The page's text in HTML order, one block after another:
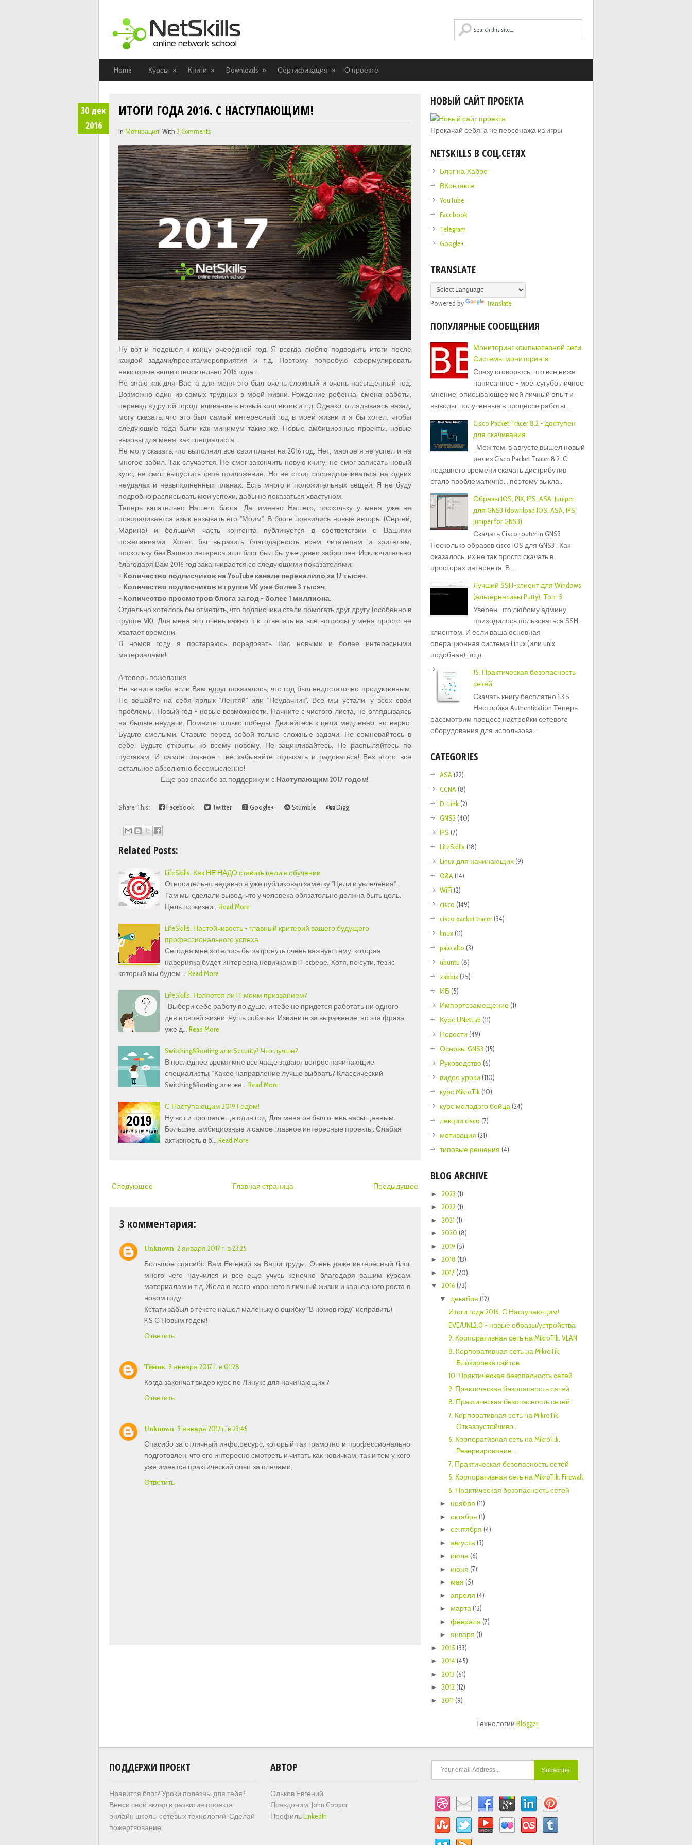
Home Курсы » Книги » Downloads » Сертификация » О проекте
30 дек
2016
ИТОГИ ГОДА 2016. С НАСТУПАЮЩИМ!
In Мотивация With 3 Comments
Ну вот и подошел к концу очередной год. Я всегда люблю подводить итоги после
каждой задачи/проекта/мероприятия и т.д. Поэтому попробую сформулировать
некоторые вещи относительно 2016 года...
Не знаю как для Вас, а для меня это был очень сложный и очень насыщенный год.
Возможно один из самых трудных в моей жизни. Рождение ребенка, смена работы,
переезд в другой город, вливание в новый коллектив и т.д. Однако, оглядываясь назад,
могу сказать, что это был самый интересный год в моей жизни и я бы хотел, чтобы
следующие года были как минимум такие же. Новые амбициозные проекты, новые
вызовы для меня, как специалиста.
Не могу сказать, что выполнил все свои планы на 2016 год. Нет, многое я не успел и на
многое забил. Так случается. Не смог закончить новую книгу, не смог записать новый
курс, не смог выпустить свое приложение. Но не стоит сосредотачиваться на одних
неудачах и невыполненных планах. Есть много и положительных вещей. Я не буду
подробно расписывать мои успехи, дабы не показаться хвастуном.
Теперь касательно Нашего блога. Да, именно Нашего, поскольку у меня уже не
поворачивается язык называть его "Моим". В блоге появились новые авторы (Сергей,
Марина) и большАя часть контента публикуется в соответствии с Вашими
пожеланиями. Хотел бы выразить благодарность всем читателям и зрителям,
поскольку без Вашего интереса этот блог был бы уже давно заброшен. Исключительно
благодаря Вам 2016 год заканчивается со следующими показателями:
- Количество подписчиков на YouTube канале перевалило за 17 тысяч.
- Количество подписчиков в группе VK уже более 3 тысяч.
- Количество просмотров блога за год - более 1 миллиона.
Отдельно хотелось бы отметить, что подписчики стали помогать друг другу (особенно в
группе VK). Для меня это очень важно, т.к. отвечать на все вопросы у меня просто не
хватает времени.
В номов году я постараюсь порадовать Вас новыми и более интересными
материалами!
А теперь пожелания.
Не вините себя если Вам вдруг показалось, что год был недостаточно продуктивным.
Не вешайте на себя ярлык "Лентяй" или "Неудачник". Все мы устали, у всех свои
проблемы. Новый год - новые возможности. Начните с чистого листа, не оглядываясь
на былые неудачи. Помните только победы. Двигайтесь к цели медленно, но верно.
Будьте смелыми. Ставьте перед собой только сложные задачи. Не сомневайтесь в
себе. Будьте открыты ко всему новому. Не зацикливайтесь. Не распыляйтесь по
пустякам. И самое главное - не забывайте отдыхать и радоваться! Без этого все
остальное абсолютно бессмысленно!
Еще раз спасибо за поддержку и с Наступающим 2017 годом!
Share This: Facebook Twitter Google+ Stumble Digg
Related Posts:
LifeSkills. Как НЕ НАДО ставить цели в обучении
Относительно недавно я уже публиковал заметку "Цели и увлечения".
Там мы сделали вывод, что у человека обязательно должна быть цель.
Цель по жизни…
Read More
LifeSkills. Настойчивость - главный критерий вашего будущего
профессионального успеха
Сегодня мне хотелось бы затронуть очень важную тему, которая
наверняка будет интересна новичкам в IT сфере. Хотя, по сути, тезис
который мы будем …
Read More
LifeSkills. Является ли IT моим призванием?
Выбери себе работу по душе, и тебе не придется работать ни одного
дня в своей жизни. Чушь собачья. Извините за выражение, но эта фраза
уже д…
Read More
Switching&Routing или Security? Что лучше?
В последнее время мне все чаще задают вопрос начинающие
специалисты: "Какое направление лучше выбрать? Классический
Switching&Routing или же…
Read More
С Наступающим 2019 Годом!
Ну вот и прошел еще один год. Для меня он был очень насыщенным.
Большие, амбициозные и самое главное интересные проекты. Слабая
активность в б…
Read More
Следующее Предыдущее
Главная страница
3 комментария:
Unknown 2 января 2017 г. в 23:25
Большое спасибо Вам Евгений за Ваши труды. Очень даже интересный блог
много чего научился и все еще учусь конечно благодаря вашим курсам
материалам и т.д. Желаю всего хорошего в личный жизни и карьерного роста в
новом году.
Кстати забыл в тексте нашел маленькую ошибку "В номов году" исправить)
P.S С Новым годом!
Ответить
Тёмик 9 января 2017 г. в 01:28
Когда закончат видео курс по Линукс для начинающих ?
Ответить
Unknown 9 января 2017 г. в 23:45
Спасибо за отличный инфо.ресурс, который так грамотно и профессионально
подготовлен, что его интересно смотреть и читать как новичкам, так и тем у кого
уже имеется практический опыт за плечами.
Ответить
НОВЫЙ САЙТ ПРОЕКТА
Прокачай себя, а не персонажа из игры
NETSKILLS В СОЦ.СЕТЯХ
Блог на Хабре
ВКонтакте
YouTube
Facebook
Telegram
Google+
TRANSLATE
Powered by Translate
ПОПУЛЯРНЫЕ СООБЩЕНИЯ
Мониторинг компьютерной сети.
Системы мониторинга
Сразу оговорюсь, что все ниже
написанное - мое, сугубо личное
мнение, описывающее мой личный опыт и
выводы, полученные в процессе работы...
Cisco Packet Tracer 8.2 - доступен
для скачивания
Меж тем, в августе вышел новый
релиз Cisco Packet Tracer 8.2. С
недавнего времени скачать дистрибутив
стало проблематично... поэтому выкла...
Образы IOS, PIX, IPS, ASA, Juniper
для GNS3 (download IOS, ASA, IPS,
Juniper for GNS3)
Скачать Cisco router in GNS3
Несколько образов cisco IOS для GNS3 . Как
оказалось, их не так просто скачать в
просторах интернета. В ...
Лучший SSH-клиент для Windows
(альтернативы Putty). Топ-5
Уверен, что любому админу
приходилось пользоваться SSH-
клиентом. И если ваша основная
операционная система Linux (или unix
подобная), то д...
15. Практическая безопасность
сетей
Скачать книгу бесплатно 1.3.5
Настройка Authentication Теперь
рассмотрим процесс настройки сетевого
оборудования для использова...
CATEGORIES
ASA(22)
CCNA(8)
D-Link(2)
GNS3 (40)
IPS (7)
LifeSkills (18)
Linux для начинающих(9)
Q&A(14)
WiFi (2)
cisco (149)
cisco packet tracer(34)
linux(11)
palo alto (3)
ubuntu (8)
zabbix(25)
ИБ(5)
Импортозамещение(1)
Курс UNetLab (11)
Новости (49)
Основы GNS3 (15)
Руководство(6)
видео уроки (110)
курс MikroTik(10)
курс молодого бойца(24)
лекции cisco (7)
мотивация (21)
типовые решения (4)
BLOG ARCHIVE
► 2023 (1)
► 2022 (1)
► 2021 (1)
► 2020 (8)
► 2019 (5)
► 2018 (13)
► 2017(20)
▼ 2016 (73)
▼ декабря (12)
Итоги года 2016. С Наступающим!
EVE/UNL2.0 - новые образы/устройства
9. Корпоративная сеть на MikroTik. VLAN
8. Корпоративная сеть на MikroTik.
Блокировка сайтов
10. Практическая безопасность сетей
9. Практическая безопасность сетей
8. Практическая безопасность сетей
7. Корпоративная сеть на MikroTik.
Отказоустойчиво...
6. Корпоративная сеть на MikroTik.
Резервирование ...
7. Практическая безопасность сетей
5. Корпоративная сеть на MikroTik. Firewall
6. Практическая безопасность сетей
► ноября (11)
► октября (1)
► сентября (4)
► августа(3)
► июля (6)
► июня (7)
► мая (5)
► апреля (4)
► марта(12)
► февраля (7)
► января (1)
► 2015 (33)
► 2014(45)
► 2013 (61)
► 2012 (12)
► 2011 (9)
Технологии Blogger.
ПОДДЕРЖИ ПРОЕКТ
Нравится блог? Уроки полезны для тебя?
Внеси свой вклад в развитие проекта
онлайн школы сетевых технологий. Сделай
пожертвование:
АВТОР
Ольков Евгений
Псевдоним: John Cooper
ПрофильLinkedIn